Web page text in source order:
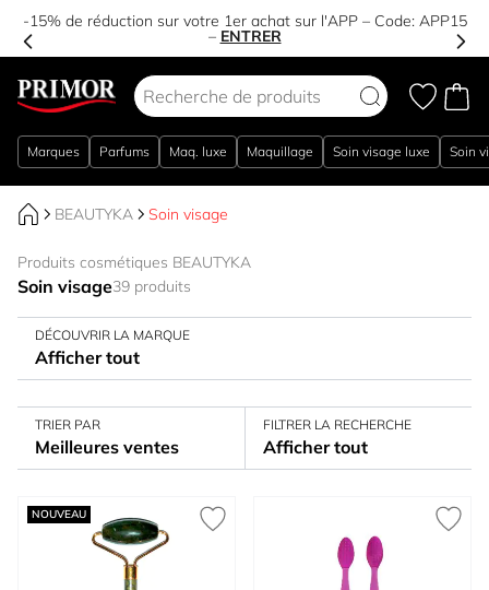
-15% de réduction sur votre 1er achat sur l'APP – Code: APP15
– ENTRER
Marques Parfums Maq. luxe Maquillage Soin visage luxe Soin
BEAUTYKA Soin visage
Produits cosmétiques BEAUTYKA
Soin visage39 produits
DÉCOUVRIR LA MARQUE
Afficher tout
TRIER PAR
Meilleures ventes
FILTRER LA RECHERCHE
Afficher tout
NOUVEAU